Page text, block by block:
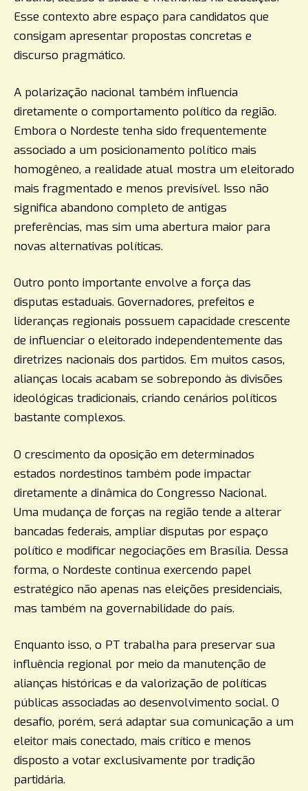
Esse contexto abre espaço para candidatos que
consigam apresentar propostas concretas e
discurso pragmático.
A polarização nacional também influencia
diretamente o comportamento político da região.
Embora o Nordeste tenha sido frequentemente
associado a um posicionamento político mais
homogêneo, a realidade atual mostra um eleitorado
mais fragmentado e menos previsível. Isso não
significa abandono completo de antigas
preferências, mas sim uma abertura maior para
novas alternativas políticas.
Outro ponto importante envolve a força das
disputas estaduais. Governadores, prefeitos e
lideranças regionais possuem capacidade crescente
de influenciar o eleitorado independentemente das
diretrizes nacionais dos partidos. Em muitos casos,
alianças locais acabam se sobrepondo às divisões
ideológicas tradicionais, criando cenários políticos
bastante complexos.
O crescimento da oposição em determinados
estados nordestinos também pode impactar
diretamente a dinâmica do Congresso Nacional.
Uma mudança de forças na região tende a alterar
bancadas federais, ampliar disputas por espaço
político e modificar negociações em Brasília. Dessa
forma, o Nordeste continua exercendo papel
estratégico não apenas nas eleições presidenciais,
mas também na governabilidade do país.
Enquanto isso, o PT trabalha para preservar sua
influência regional por meio da manutenção de
alianças históricas e da valorização de políticas
públicas associadas ao desenvolvimento social. O
desafio, porém, será adaptar sua comunicação a um
eleitor mais conectado, mais crítico e menos
disposto a votar exclusivamente por tradição
partidária.